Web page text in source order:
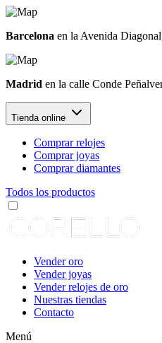
Barcelona en la Avenida
Madrid en la calle Conde
Tienda online
Comprar relojes
Comprar joyas
Comprar diamantes
Todos los productos
Vender oro
Vender joyas
Vender relojes de oro
Nuestras tiendas
Contacto
Menú